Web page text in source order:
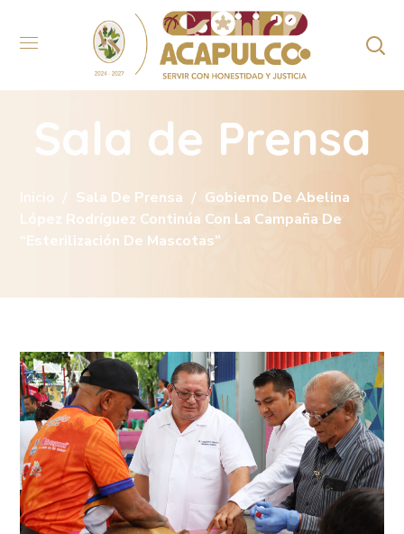
Sala de Prensa
Inicio Sala De Prensa
Gobierno De Abelina
López Rodríguez Continúa Con La Campaña De
“Esterilización De Mascotas”